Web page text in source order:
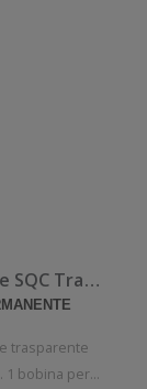
TT030020-PCPPG-25/127 - Etichette SQC Trasparente neutro S-DESK-STC
trasparente
1 bobina per